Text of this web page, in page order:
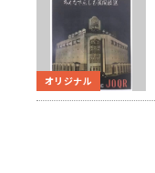
オリジナル